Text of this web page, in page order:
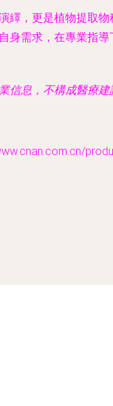
繹，更是植物提取
身需求，在專業指
信息，不構成醫療